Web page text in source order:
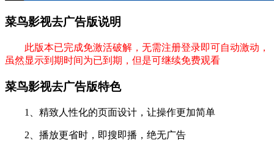
菜鸟影视去广告版说明
此版本已完成免激活破解，无需注册登录即可自动激动，
虽然显示到期时间为已到期，但是可继续免费观看
菜鸟影视去广告版特色
1、精致人性化的页面设计，让操作更加简单
2、播放更省时，即搜即播，绝无广告